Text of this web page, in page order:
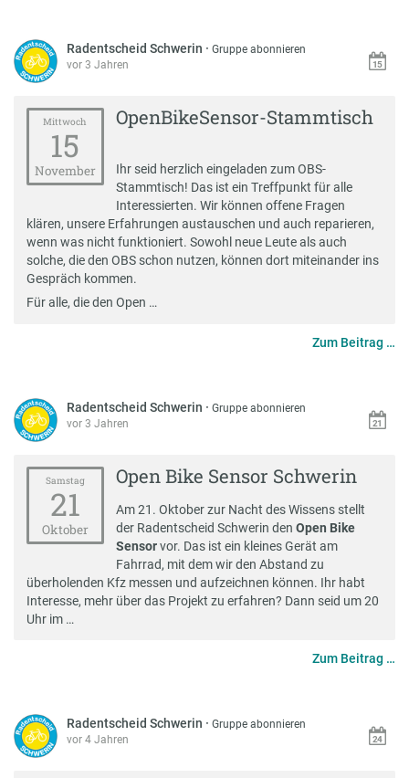
Radentscheid Schwerin ·Gruppe abonnieren
vor 3 Jahren
Mittwoch
15
November
OpenBikeSensor-Stammtisch
Ihr seid herzlich eingeladen zum OBS-
Stammtisch! Das ist ein Treffpunkt für alle
Interessierten. Wir können offene Fragen
klären, unsere Erfahrungen austauschen und auch reparieren,
wenn was nicht funktioniert. Sowohl neue Leute als auch
solche, die den OBS schon nutzen, können dort miteinander ins
Gespräch kommen.
Für alle, die den Open …
Zum Beitrag …
Radentscheid Schwerin ·Gruppe abonnieren
vor 3 Jahren
Samstag
21
Oktober
Open Bike Sensor Schwerin
Am 21. Oktober zur Nacht des Wissens stellt
der Radentscheid Schwerin denOpen Bike
Sensorvor. Das ist ein kleines Gerät am
Fahrrad, mit dem wir den Abstand zu
überholenden Kfz messen und aufzeichnen können. Ihr habt
Interesse, mehr über das Projekt zu erfahren? Dann seid um 20
Uhr im …
Zum Beitrag …
Radentscheid Schwerin ·Gruppe abonnieren
vor 4 Jahren